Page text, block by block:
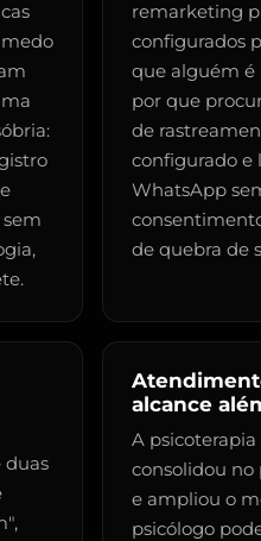
remarketing
configurados
que alguém é
por que
de
configurado e
WhatsApp
de quebra de
duas
alcance
A psicoterapia
consolidou no
e ampliou o
psicólogo